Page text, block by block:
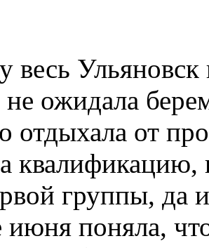
весь
не ожидала
отдыхала от
квалификацию,
группы, да
июня поняла,